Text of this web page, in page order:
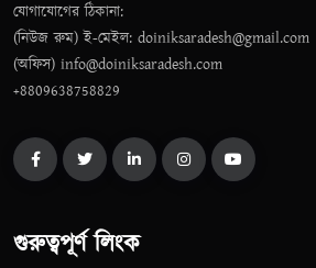
যোগাযোগের ঠিকানা:
(নিউজ রুম) ই-মেইল: doiniksaradesh@gmail.com
(অফিস) info@doiniksaradesh.com
+8809638758829
গুরুত্বপূর্ণ লিংক